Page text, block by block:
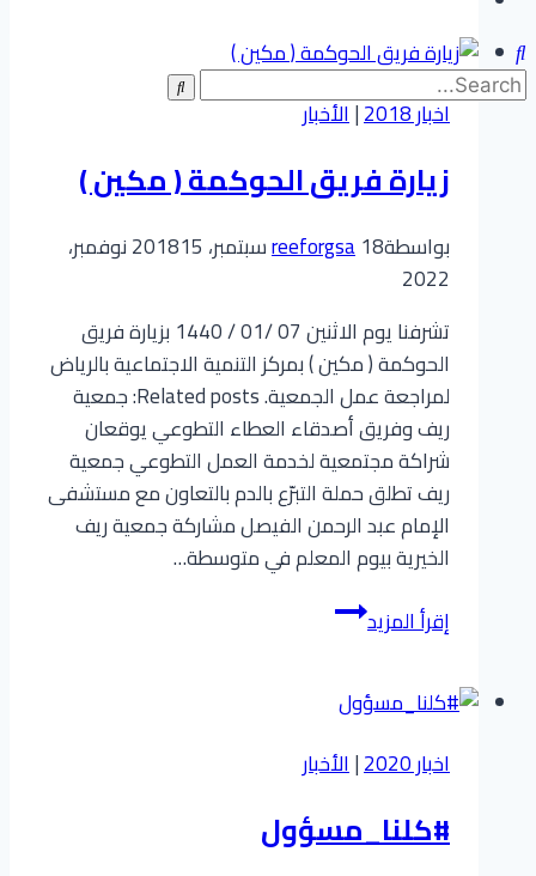
الجاري
في
اخبار 2018 |الأخبار
زيارة فريق الحوكمة ( مكين )
بواسطة reeforgsa18 سبتمبر، 2018
15 نوفمبر،
2022
تشرفنا يوم الاثنين 07 /01 / 1440 بزيارة فريق
الحوكمة ( مكين ) بمركز التنمية الاجتماعية بالرياض
لمراجعة عمل الجمعية. Related posts: جمعية
ريف وفريق أصدقاء العطاء التطوعي يوقعان
شراكة مجتمعية لخدمة العمل التطوعي جمعية
ريف تطلق حملة التبرّع بالدم بالتعاون مع مستشفى
الإمام عبد الرحمن الفيصل مشاركة جمعية ريف
الخيرية بيوم المعلم في متوسطة…
إقرأ المزيدزيارة
فريق
(
)
اخبار 2020 |الأخبار
#كلنا_مسؤول